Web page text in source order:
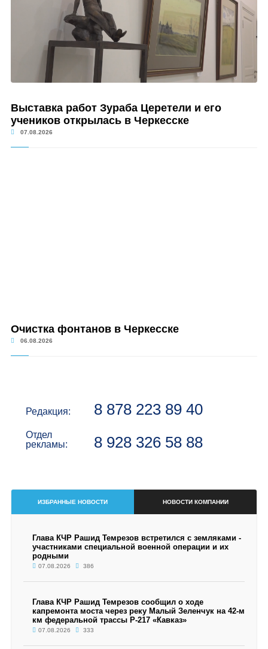
Выставка работ Зураба Церетели и его
учеников открылась в Черкесске
07.08.2026
Очистка фонтанов в Черкесске
06.08.2026
Редакция: 8 878 223 89 40
Отдел
рекламы:
8 928 326 58 88
ИЗБРАННЫЕ НОВОСТИ НОВОСТИ КОМПАНИИ
Глава КЧР Рашид Темрезов встретился с земляками -
участниками специальной военной операции и их
родными
07.08.2026 386
Глава КЧР Рашид Темрезов сообщил о ходе
капремонта моста через реку Малый Зеленчук на 42-м
км федеральной трассы Р-217 «Кавказ»
07.08.2026 333